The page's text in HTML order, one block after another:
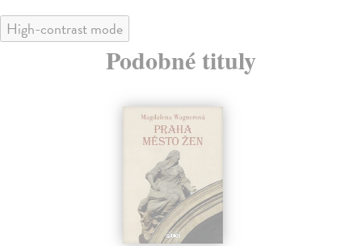
High-contrast mode
Podobné tituly